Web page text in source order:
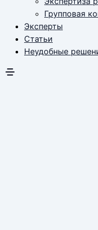
Групповая
Эксперты
Статьи
Неудобные